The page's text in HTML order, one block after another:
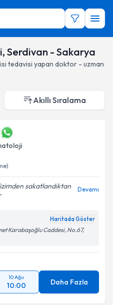
Serdivan - Sakarya
tedavisi yapan doktor - uzman
Akıllı Sıralama
sakatlandıktan
Devamı
Haritada Göster
Karabaşoğlu Caddesi, No.67,
10 Ağu
10:00 Daha Fazla